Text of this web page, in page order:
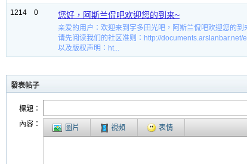
1214 0 您好，阿斯兰侃吧欢迎您的到来~
亲爱的用户：欢迎来到宇多田光吧，阿斯兰侃吧欢迎您的到
请先阅读我们的社区准则：http://documents.arslanbar.net/
以及版权声明：ht...
發表帖子
標題：
內容：
圖片 視頻 表情